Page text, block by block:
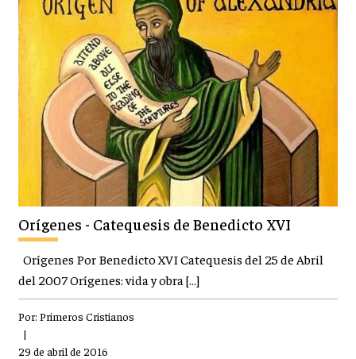
Orígenes - Catequesis de Benedicto XVI
Orígenes Por Benedicto XVI Catequesis del 25 de Abril
del 2007 Orígenes: vida y obra […]
Por: Primeros Cristianos
|
29 de abril de 2016